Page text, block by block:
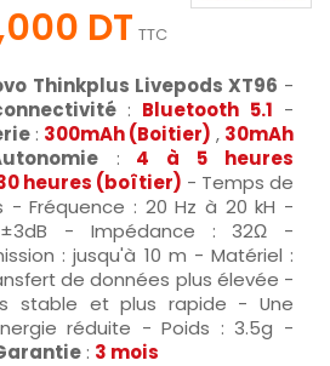
DT TTC
Thinkplus Livepods XT96 -
: Bluetooth 5.1 -
: 300mAh (Boitier) , 30mAh
: 4 à 5 heures
heures (boîtier) - Temps de
- Fréquence : 20 Hz à 20 kH -
- Impédance : 32Ω -
: jusqu'à 10 m - Matériel :
de données plus élevée -
stable et plus rapide - Une
réduite - Poids : 3.5g -
: 3 mois